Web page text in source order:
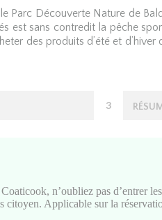
Parc Découverte Nature de
est sans contredit la pêche
des produits d’été et d’hiver
3
n’oubliez pas d’entrer les
Applicable sur la